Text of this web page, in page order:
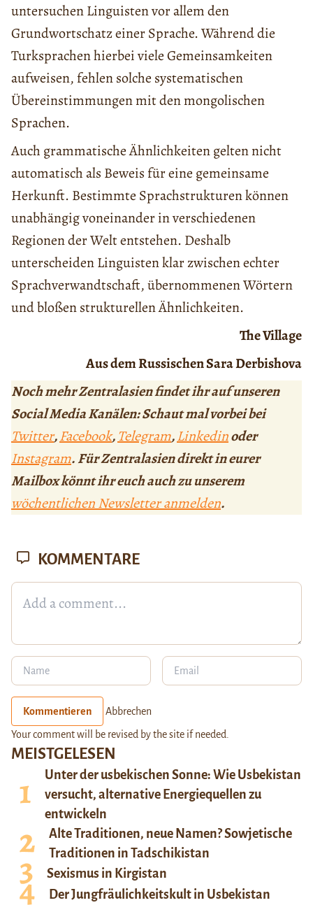
untersuchen Linguisten vor allem den
Grundwortschatz einer Sprache. Während die
Turksprachen hierbei viele Gemeinsamkeiten
aufweisen, fehlen solche systematischen
Übereinstimmungen mit den mongolischen
Sprachen.
Auch grammatische Ähnlichkeiten gelten nicht
automatisch als Beweis für eine gemeinsame
Herkunft. Bestimmte Sprachstrukturen können
unabhängig voneinander in verschiedenen
Regionen der Welt entstehen. Deshalb
unterscheiden Linguisten klar zwischen echter
Sprachverwandtschaft, übernommenen Wörtern
und bloßen strukturellen Ähnlichkeiten.
The Village
Aus dem Russischen Sara Derbishova
Noch mehr Zentralasien findet ihr auf unseren
Social Media Kanälen: Schaut mal vorbei bei
Twitter,Facebook,Telegram,Linkedinoder
Instagram. Für Zentralasien direkt in eurer
Mailbox könnt ihr euch auch zu unserem
wöchentlichen Newsletter anmelden.
MEISTGELESEN
Unter der usbekischen Sonne: Wie Usbekistan
versucht, alternative Energiequellen zu
entwickeln
Alte Traditionen, neue Namen? Sowjetische
Traditionen in Tadschikistan
Sexismus in Kirgistan
Der Jungfräulichkeitskult in Usbekistan
KOMMENTARE
Kommentieren Abbrechen
Your comment will be revised by the site if needed.